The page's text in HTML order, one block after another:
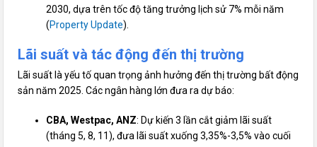
2030, dựa trên tốc độ tăng trưởng lịch sử 7% mỗi năm
(Property Update).
Lãi suất và tác động đến thị trường
Lãi suất là yếu tố quan trọng ảnh hưởng đến thị trường bất động
sản năm 2025. Các ngân hàng lớn đưa ra dự báo:
CBA, Westpac, ANZ: Dự kiến 3 lần cắt giảm lãi suất
(tháng 5, 8, 11), đưa lãi suất xuống 3,35%-3,5% vào cuối